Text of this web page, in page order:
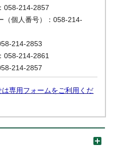
058-214-2857
（個人番号）：058-214-
214-2853
058-214-2861
214-2857
専用フォームをご利用くだ